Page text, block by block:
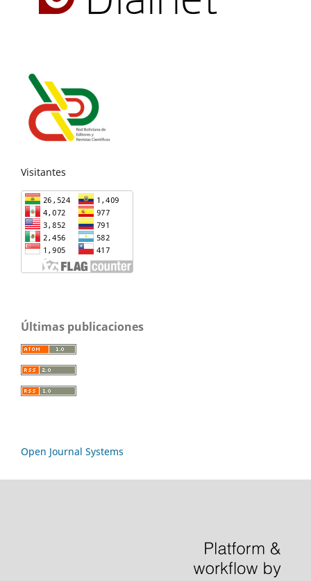
Visitantes
Últimas publicaciones
Open Journal Systems